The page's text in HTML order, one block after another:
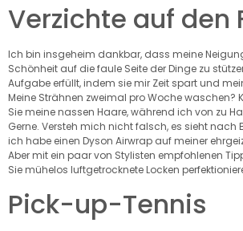
Verzichte auf den
Ich bin insgeheim dankbar, dass meine
Schönheit auf die faule Seite der Dinge zu
Aufgabe erfüllt, indem sie mir Zeit spart und
Meine Strähnen zweimal pro Woche waschen?
Sie meine nassen Haare, während ich von zu
Gerne. Versteh mich nicht falsch, es sieht nach
ich habe einen Dyson Airwrap auf meiner
Aber mit ein paar von Stylisten empfohlenen
Sie mühelos luftgetrocknete Locken
Pick-up-Tennis